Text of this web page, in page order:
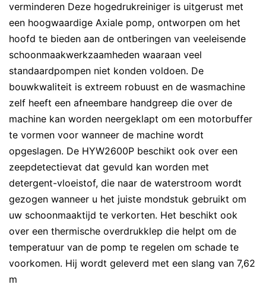
verminderen Deze hogedrukreiniger is uitgerust met
een hoogwaardige Axiale pomp, ontworpen om het
hoofd te bieden aan de ontberingen van veeleisende
schoonmaakwerkzaamheden waaraan veel
standaardpompen niet konden voldoen. De
bouwkwaliteit is extreem robuust en de wasmachine
zelf heeft een afneembare handgreep die over de
machine kan worden neergeklapt om een motorbuffer
te vormen voor wanneer de machine wordt
opgeslagen. De HYW2600P beschikt ook over een
zeepdetectievat dat gevuld kan worden met
detergent-vloeistof, die naar de waterstroom wordt
gezogen wanneer u het juiste mondstuk gebruikt om
uw schoonmaaktijd te verkorten. Het beschikt ook
over een thermische overdrukklep die helpt om de
temperatuur van de pomp te regelen om schade te
voorkomen. Hij wordt geleverd met een slang van 7,62
m